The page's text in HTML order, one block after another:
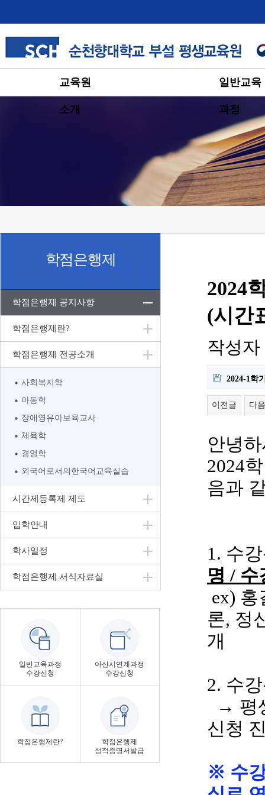
교육원
소개
일반교육
과정
학점은행제
학점은행제 공지사항
학점은행제란?
학점은행제 전공소개
사회복지학
아동학
장애영유아보육교사
체육학
경영학
외국어로서의한국어교육실습
시간제등록제 제도
입학안내
학사일정
학점은행제 서식자료실
일반교육과정
수강신청
아산시연계과정
수강신청
학점은행제란?
학점은행제
성적증명서발급
2024
(시간
작성자
2024-1학
이전글 다
안녕
2024
음과
1. 수
명/
ex) 홍
론, 정
개
2. 수
→ 평
신청
※ 수